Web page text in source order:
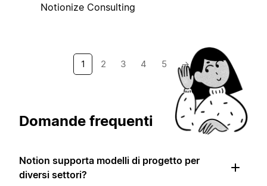
Notionize Consulting
1 2 3 4 5 →
Domande frequenti
Notion supporta modelli di progetto per
diversi settori?